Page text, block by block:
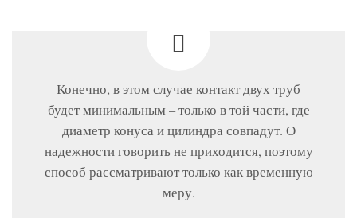
Конечно, в этом случае контакт двух труб
будет минимальным – только в той части, где
диаметр конуса и цилиндра совпадут. О
надежности говорить не приходится, поэтому
способ рассматривают только как временную
меру.